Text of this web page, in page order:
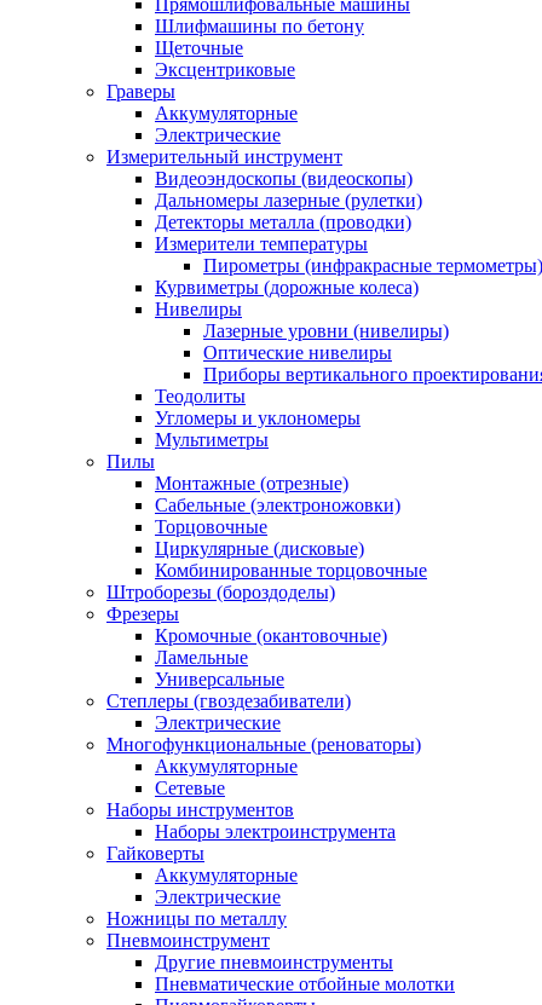
Прямошлифовальные машины
Шлифмашины по бетону
Щеточные
Эксцентриковые
Граверы
Аккумуляторные
Электрические
Измерительный инструмент
Видеоэндоскопы (видеоскопы)
Дальномеры лазерные (рулетки)
Детекторы металла (проводки)
Измерители температуры
Пирометры (инфракрасные термометры)
Курвиметры (дорожные колеса)
Нивелиры
Лазерные уровни (нивелиры)
Оптические нивелиры
Приборы вертикального
Теодолиты
Угломеры и уклономеры
Мультиметры
Пилы
Монтажные (отрезные)
Сабельные (электроножовки)
Торцовочные
Циркулярные (дисковые)
Комбинированные торцовочные
Штроборезы (бороздоделы)
Фрезеры
Кромочные (окантовочные)
Ламельные
Универсальные
Степлеры (гвоздезабиватели)
Электрические
Многофункциональные (реноваторы)
Аккумуляторные
Сетевые
Наборы инструментов
Наборы электроинструмента
Гайковерты
Аккумуляторные
Электрические
Ножницы по металлу
Пневмоинструмент
Другие пневмоинструменты
Пневматические отбойные молотки